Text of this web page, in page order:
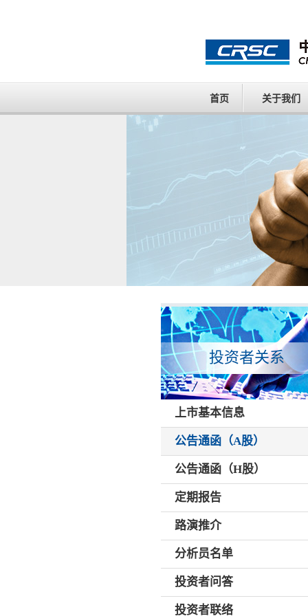
首页 关于我们
投资者关系
上市基本信息
公告通函（A股）
公告通函（H股）
定期报告
路演推介
分析员名单
投资者问答
投资者联络